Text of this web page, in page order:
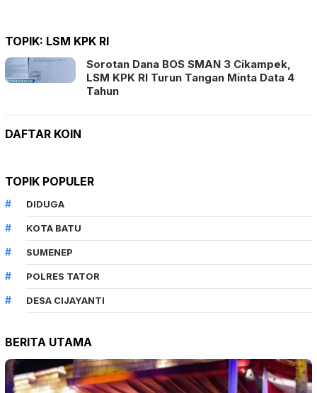
TOPIK: LSM KPK RI
Sorotan Dana BOS SMAN 3 Cikampek,
LSM KPK RI Turun Tangan Minta Data 4
Tahun
DAFTAR KOIN
TOPIK POPULER
DIDUGA
KOTA BATU
SUMENEP
POLRES TATOR
DESA CIJAYANTI
BERITA UTAMA